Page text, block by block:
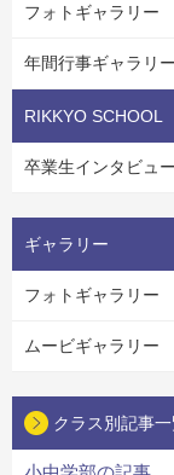
フォトギャラリー
年間行事ギャラリー
RIKKYO SCHOOL
卒業生インタビュ
ギャラリー
フォトギャラリー
ムービギャラリー
クラス別記事